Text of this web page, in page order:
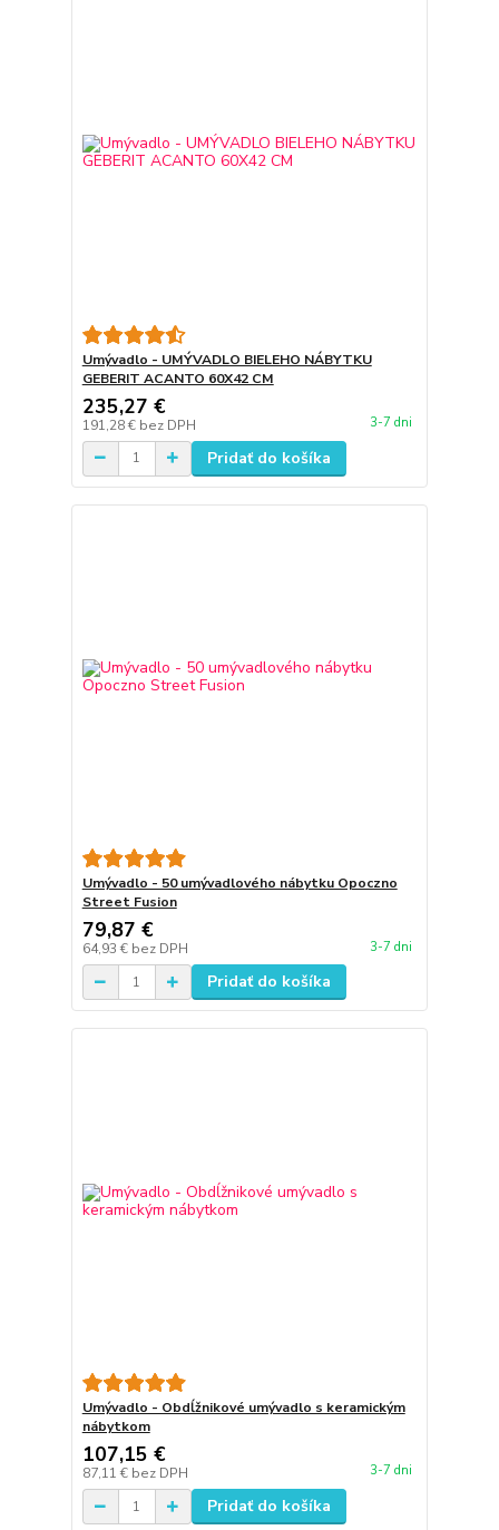
Umývadlo - UMÝVADLO BIELEHO NÁBYTKU
GEBERIT ACANTO 60X42 CM
235,27 €
191,28 € bez DPH 3-7 dni
Pridať do košíka
Umývadlo - 50 umývadlového nábytku Opoczno
Street Fusion
79,87 €
64,93 € bez DPH 3-7 dni
Pridať do košíka
Umývadlo - Obdĺžnikové umývadlo s keramickým
nábytkom
107,15 €
87,11 € bez DPH 3-7 dni
Pridať do košíka